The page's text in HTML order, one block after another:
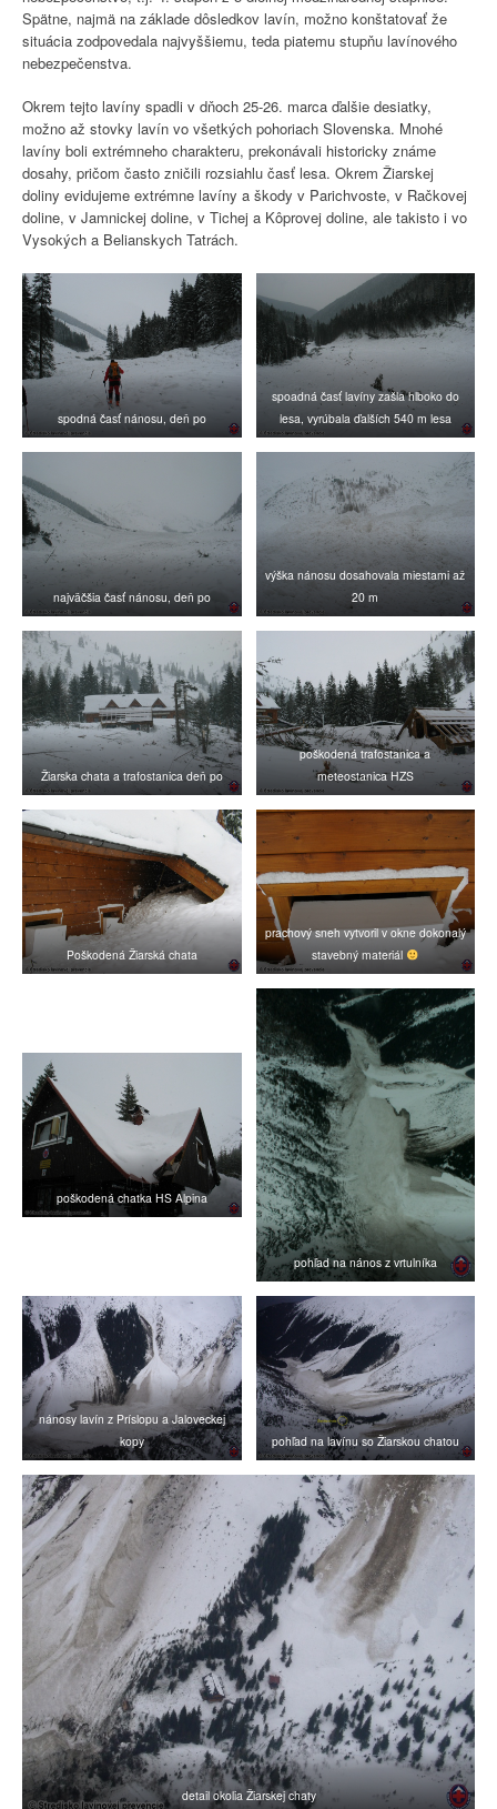
Spätne, najmä na základe dôsledkov lavín, možno konštatovať že
situácia zodpovedala najvyššiemu, teda piatemu stupňu lavínového
nebezpečenstva.
Okrem tejto lavíny spadli v dňoch 25-26. marca ďalšie desiatky,
možno až stovky lavín vo všetkých pohoriach Slovenska. Mnohé
lavíny boli extrémneho charakteru, prekonávali historicky známe
dosahy, pričom často zničili rozsiahlu časť lesa. Okrem Žiarskej
doliny evidujeme extrémne lavíny a škody v Parichvoste, v Račkovej
doline, v Jamnickej doline, v Tichej a Kôprovej doline, ale takisto i vo
Vysokých a Belianskych Tatrách.
spodná časť nánosu, deň po
spoadná časť lavíny zašla hlboko do
lesa, vyrúbala ďalších 540 m lesa
najväčšia časť nánosu, deň po
výška nánosu dosahovala miestami až
20 m
Žiarska chata a trafostanica deň po
poškodená trafostanica a
meteostanica HZS
Poškodená Žiarská chata
prachový sneh vytvoril v okne dokonalý
stavebný materiál
poškodená chatka HS Alpina
pohľad na nános z vrtulníka
nánosy lavín z Príslopu a Jaloveckej
kopy
pohľad na lavínu so Žiarskou chatou
detail okolia Žiarskej chaty